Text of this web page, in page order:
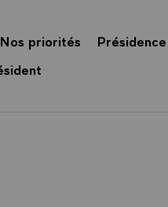
Nos priorités
Présidence